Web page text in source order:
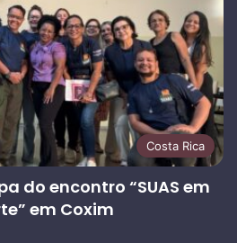
Costa Rica
do encontro “SUAS em
em Coxim